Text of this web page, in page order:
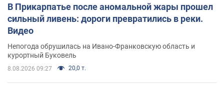
В Прикарпатье после аномальной жары прошел
сильный ливень: дороги превратились в реки.
Видео
Непогода обрушилась на Ивано-Франковскую область и
курортный Буковель
8.08.2026 09:27 20,0 т.